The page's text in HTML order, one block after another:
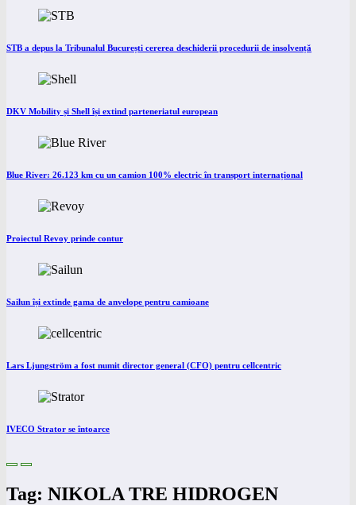
STB a depus la Tribunalul București cererea deschiderii procedurii de insolvență
DKV Mobility și Shell își extind parteneriatul european
Blue River: 26.123 km cu un camion 100% electric în transport internațional
Proiectul Revoy prinde contur
Sailun își extinde gama de anvelope pentru camioane
Lars Ljungström a fost numit director general (CFO) pentru cellcentric
IVECO Strator se întoarce
Tag: NIKOLA TRE HIDROGEN